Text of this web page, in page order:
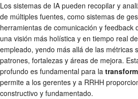
Los sistemas de IA pueden recopilar y
de múltiples fuentes, como sistemas de
herramientas de comunicación y feedback
una visión más holística y en tiempo real
empleado, yendo más allá de las métricas
patrones, fortalezas y áreas de mejora.
profundo es fundamental para la
permite a los gerentes y a RRHH
constructivo y fundamentado.